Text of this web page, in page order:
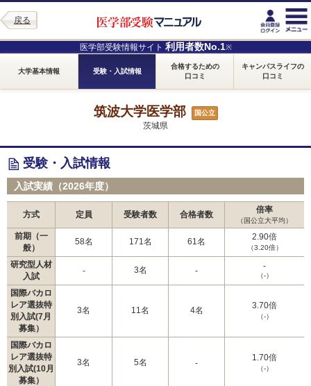
戻る
医学部受験情報サイト 利用者数No.1※
大学基本情報 受験・入試情報
合格するための
口コミ
キャンパスライフの
口コミ
筑波大学医学部 国公立
茨城県
受験・入試情報
入試実績（2026年度）
方式 定員 受験者数 合格者数 倍率
（国公立大平均）
前期（一
般）
58名 171名 61名 2.90倍
（3.20倍）
研究型人材
入試
- 3名 - -
（-）
国際バカロ
レア選抜特
別入試(7月
募集）
3名 11名 4名 3.70倍
（-）
国際バカロ
レア選抜特
別入試(10月
募集）
3名 5名 -
1.70倍
（-）